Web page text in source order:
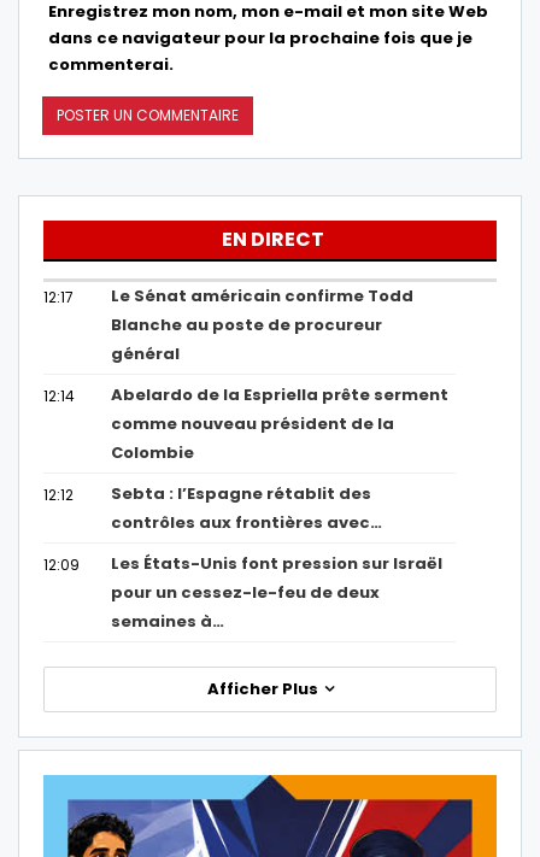
Enregistrez mon nom, mon e-mail et mon site Web
dans ce navigateur pour la prochaine fois que je
commenterai.
EN DIRECT
12:17
Le Sénat américain confirme Todd
Blanche au poste de procureur
général
12:14
Abelardo de la Espriella prête serment
comme nouveau président de la
Colombie
12:12
Sebta : l’Espagne rétablit des
contrôles aux frontières avec…
12:09
Les États-Unis font pression sur Israël
pour un cessez-le-feu de deux
semaines à…
Afficher Plus